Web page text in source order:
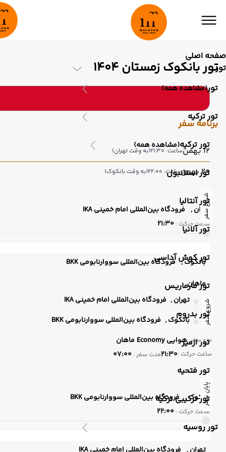
صفحه اصلی
تور
تور(مشاهده همه)
تور ترکیه
تور ترکیه(مشاهده همه)
تور استانبول
تور آنتالیا
تور آلانیا
تور کوش آداسی
تور مارماریس
تور بدروم
تور ازمیر
تور فتحیه
تور ترکیبی ترکیه
تور روسیه
تور بانکوک زمستان 1404
برنامه سفر
12 بهمن ساعت: 21:30 (به وقت تهران)
20 بهمن ساعت: 22:00 (به وقت بانکوک)
شروع سفر
تهران , فرودگاه بین‌المللی امام خمینی IKA
ساعت حرکت : 21:30
بانکوک , فرودگاه بین‌المللی سووارنابومی BKK
ماهان
شروع سفر تهران , فرودگاه بین‌المللی امام خمینی IKA
بانکوک , فرودگاه بین‌المللی سووارنابومی BKK
نوع سفر :هوایی ماهان
ساعت حرکت :21:30مدت سفر : 07:00
پایان سفر
بانکوک , فرودگاه بین‌المللی سووارنابومی BKK
ساعت حرکت : 22:00